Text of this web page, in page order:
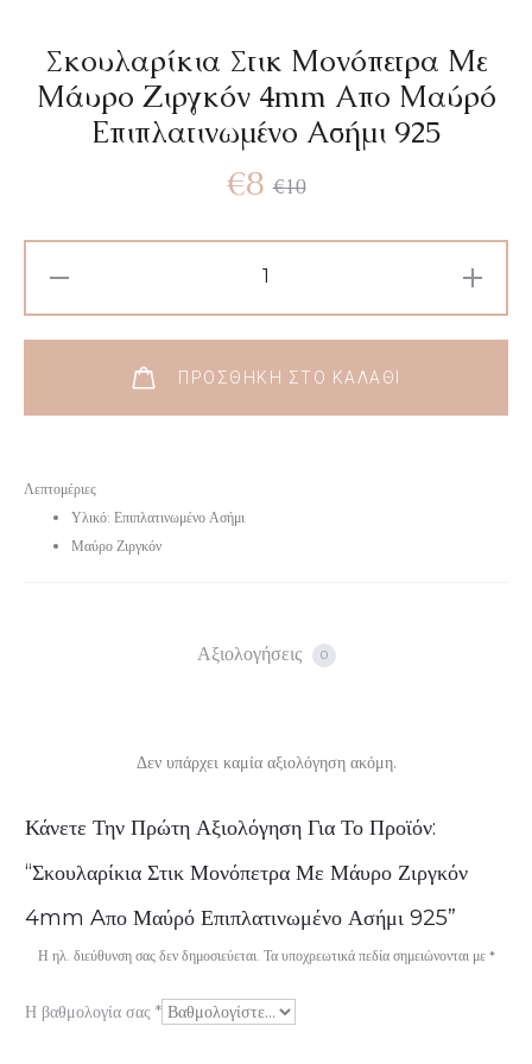
Σκουλαρίκια Στικ Μονόπετρα Με
Μάυρο Ζιργκόν 4mm Aπο Μαύρό
Επιπλατινωμένο Ασήμι 925
Λεπτομέριες
Υλικό: Επιπλατινωμένο Ασήμι
Μαύρο Ζιργκόν
€10
€8
ΠΡΟΣΘΉΚΗ ΣΤΟ ΚΑΛΆΘΙ
Αξιολογήσεις 0
Α
ξ
ι
ο
λ
Δεν υπάρχει καμία αξιολόγηση ακόμη.
Κάνετε Την Πρώτη Αξιολόγηση Για Το Προϊόν:
“Σκουλαρίκια Στικ Μονόπετρα Με Μάυρο Ζιργκόν
4mm Aπο Μαύρό Επιπλατινωμένο Ασήμι 925”
Η ηλ. διεύθυνση σας δεν δημοσιεύεται. Τα υποχρεωτικά πεδία σημειώνονται με *
Η βαθμολογία σας *